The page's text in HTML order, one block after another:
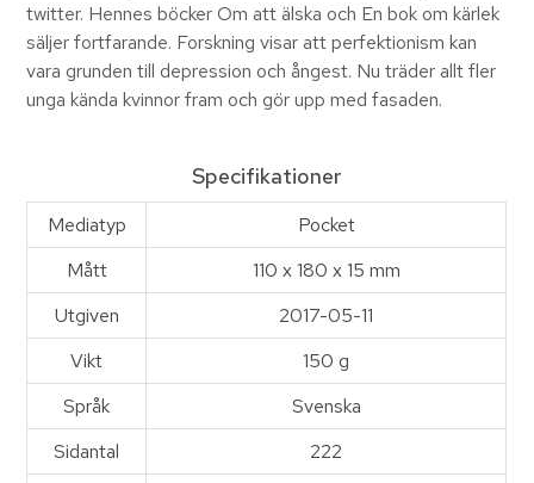
twitter. Hennes böcker Om att älska och En bok om kärlek
säljer fortfarande. Forskning visar att perfektionism kan
vara grunden till depression och ångest. Nu träder allt fler
unga kända kvinnor fram och gör upp med fasaden.
Specifikationer
Mediatyp
Pocket
Mått
110 x 180 x 15 mm
Utgiven
2017-05-11
Vikt
150 g
Språk
Svenska
Sidantal
222